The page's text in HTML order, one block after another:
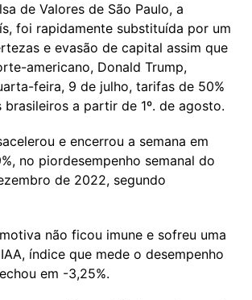
de Valores de São Paulo, a
foi rapidamente substituída por um
e evasão de capital assim que
americano, Donald Trump,
feira, 9 de julho, tarifas de 50%
a partir de 1º. de agosto.
e encerrou a semana em
no piordesempenho semanal do
de 2022, segundo
não ficou imune e sofreu uma
índice que mede o desempenho
em -3,25%.